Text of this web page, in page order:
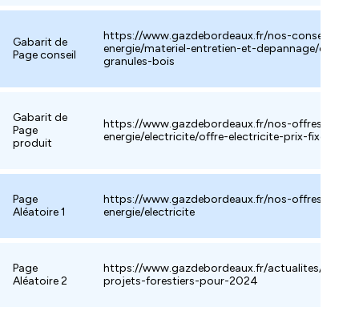
Gabarit de
Page conseil
https://www.gazdebordeaux.fr/nos-conseils-
energie/materiel-entretien-et-depannage/
granules-bois
Gabarit de
Page
produit
https://www.gazdebordeaux.fr/nos-offres-d-
energie/electricite/offre-electricite-prix-fixe-2-ans
Page
Aléatoire 1
https://www.gazdebordeaux.fr/nos-offres-d-
energie/electricite
Page
Aléatoire 2
https://www.gazdebordeaux.fr/actualites/
projets-forestiers-pour-2024